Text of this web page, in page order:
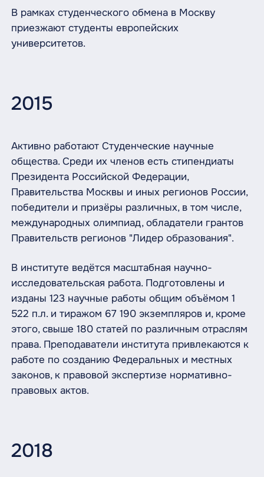
В рамках студенческого обмена в Москву
приезжают студенты европейских
университетов.
2015
Активно работают Студенческие научные
общества. Среди их членов есть стипендиаты
Президента Российской Федерации,
Правительства Москвы и иных регионов России,
победители и призёры различных, в том числе,
международных олимпиад, обладатели грантов
Правительств регионов "Лидер образования".
В институте ведётся масштабная научно-
исследовательская работа. Подготовлены и
изданы 123 научные работы общим объёмом 1
522 п.л. и тиражом 67 190 экземпляров и, кроме
этого, свыше 180 статей по различным отраслям
права. Преподаватели института привлекаются к
работе по созданию Федеральных и местных
законов, к правовой экспертизе нормативно-
правовых актов.
2018